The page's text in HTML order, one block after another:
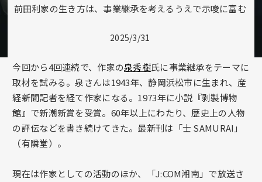
前田利家の生き方は、事業継承を考えるうえで示唆に富む
2025/3/31
今回から4回連続で、作家の泉秀樹氏に事業継承をテーマに
取材を試みる。泉さんは1943年、静岡浜松市に生まれ、産
経新聞記者を経て作家になる。1973年に小説『剥製博物
館』で新潮新賞を受賞。60年以上にわたり、歴史上の人物
の評伝などを書き続けてきた。最新刊は「士 SAMURAI」
（有隣堂）。
現在は作家としての活動のほか、「J:COM湘南」で放送さ